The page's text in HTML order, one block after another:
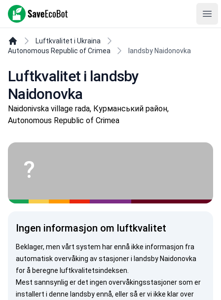
SaveEcoBot
Luftkvalitet i Ukraina
Autonomous Republic of Crimea
landsby Naidonovka
Luftkvalitet i landsby
Naidonovka
Naidonivska village rada, Курманський район,
Autonomous Republic of Crimea
?
Ingen informasjon om luftkvalitet
Beklager, men vårt system har ennå ikke informasjon fra
automatisk overvåking av stasjoner i landsby Naidonovka
for å beregne luftkvalitetsindeksen.
Mest sannsynlig er det ingen overvåkingsstasjoner som er
installert i denne landsby ennå, eller så er vi ikke klar over